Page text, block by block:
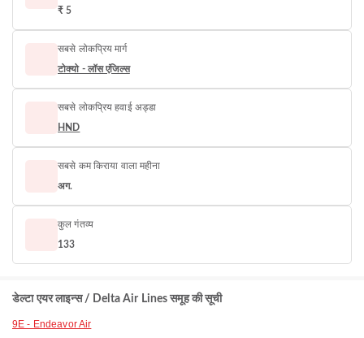
₹ 5
सबसे लोकप्रिय मार्ग
टोक्यो - लॉस एंजिल्स
सबसे लोकप्रिय हवाई अड्डा
HND
सबसे कम किराया वाला महीना
अग.
कुल गंतव्य
133
डेल्टा एयर लाइन्स / Delta Air Lines समूह की सूची
9E - Endeavor Air